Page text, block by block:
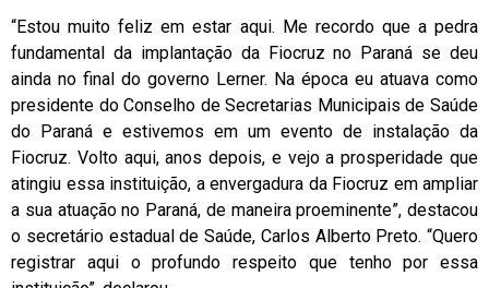
“Estou muito feliz em estar aqui. Me recordo que a pedra
fundamental da implantação da Fiocruz no Paraná se deu
ainda no final do governo Lerner. Na época eu atuava como
presidente do Conselho de Secretarias Municipais de Saúde
do Paraná e estivemos em um evento de instalação da
Fiocruz. Volto aqui, anos depois, e vejo a prosperidade que
atingiu essa instituição, a envergadura da Fiocruz em ampliar
a sua atuação no Paraná, de maneira proeminente”, destacou
o secretário estadual de Saúde, Carlos Alberto Preto. “Quero
registrar aqui o profundo respeito que tenho por essa